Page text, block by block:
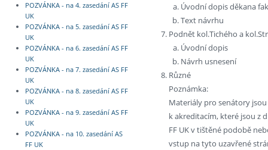
POZVÁNKA - na 4. zasedání AS FF
UK
POZVÁNKA - na 5. zasedání AS FF
UK
POZVÁNKA - na 6. zasedání AS FF
UK
POZVÁNKA - na 7. zasedání AS FF
UK
POZVÁNKA - na 8. zasedání AS FF
UK
POZVÁNKA - na 9. zasedání AS FF
UK
POZVÁNKA - na 10. zasedání AS
FF UK
Úvodní dopis děkana
Text návrhu
Podnět kol.Tichého a
Úvodní dopis
Návrh usnesení
Různé
Poznámka:
Materiály pro senátory
k akreditacím, které jsou z
FF UK v tištěné podobě
vstup na tyto uzavřené